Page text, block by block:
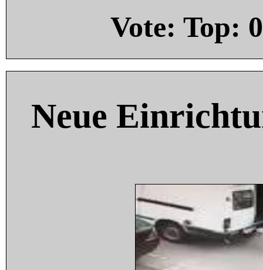
Vote: Top: 0
Neue